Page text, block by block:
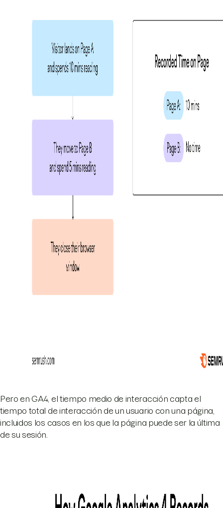
Pero en GA4, el tiempo medio de interacción capta el
tiempo total de interacción de un usuario con una página,
incluidos los casos en los que la página puede ser la última
de su sesión.